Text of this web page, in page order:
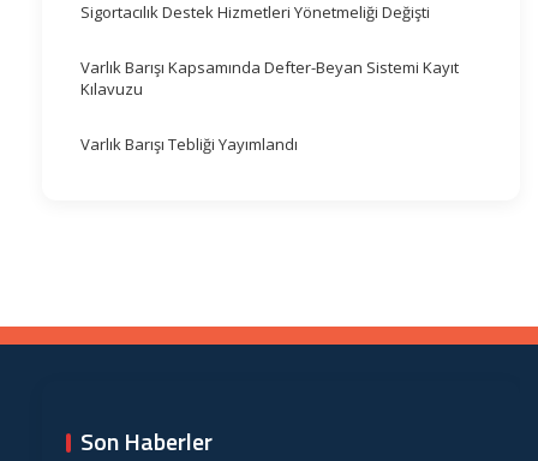
Sigortacılık Destek Hizmetleri Yönetmeliği Değişti
Varlık Barışı Kapsamında Defter-Beyan Sistemi Kayıt
Kılavuzu
Varlık Barışı Tebliği Yayımlandı
Son Haberler